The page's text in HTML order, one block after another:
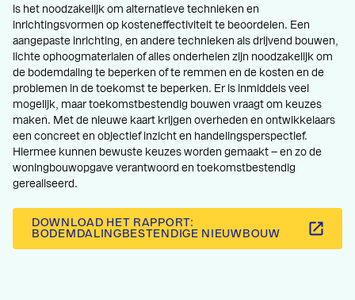
is het noodzakelijk om alternatieve technieken en
inrichtingsvormen op kosteneffectiviteit te beoordelen. Een
aangepaste inrichting, en andere technieken als drijvend bouwen,
lichte ophoogmaterialen of alles onderheien zijn noodzakelijk om
de bodemdaling te beperken of te remmen en de kosten en de
problemen in de toekomst te beperken. Er is inmiddels veel
mogelijk, maar toekomstbestendig bouwen vraagt om keuzes
maken. Met de nieuwe kaart krijgen overheden en ontwikkelaars
een concreet en objectief inzicht en handelingsperspectief.
Hiermee kunnen bewuste keuzes worden gemaakt – en zo de
woningbouwopgave verantwoord en toekomstbestendig
gerealiseerd.
DOWNLOAD HET RAPPORT:
BODEMDALINGBESTENDIGE NIEUWBOUW